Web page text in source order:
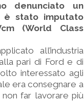
denunciato un
è stato imputato
(World Class
all’industria
pari di Ford e di
interessato agli
era consegnare a
far lavorare più